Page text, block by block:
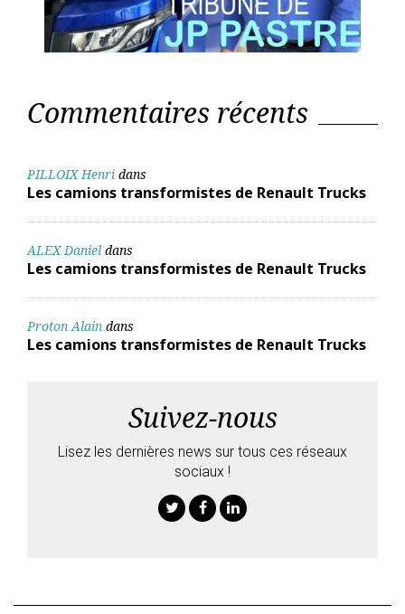
Commentaires récents
PILLOIX Henri dans
Les camions transformistes de Renault Trucks
ALEX Daniel dans
Les camions transformistes de Renault Trucks
Proton Alain dans
Les camions transformistes de Renault Trucks
Suivez-nous
Lisez les dernières news sur tous ces réseaux
sociaux !